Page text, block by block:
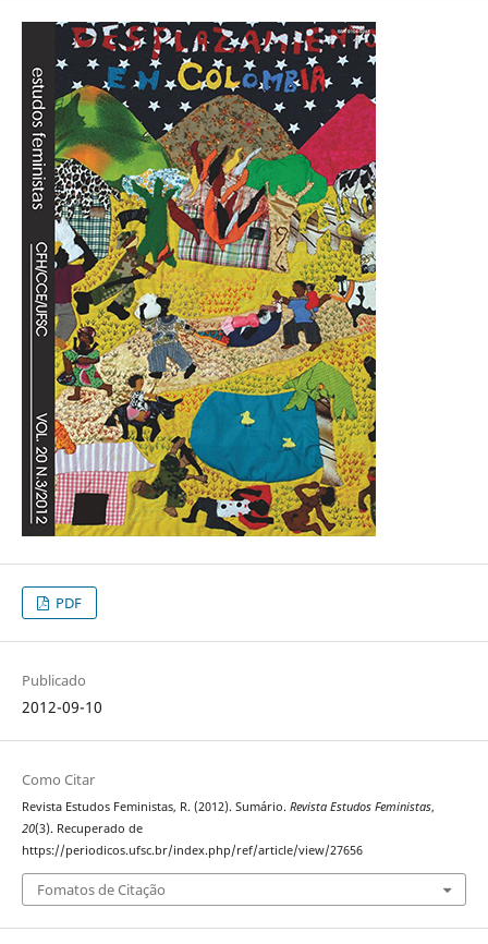
PDF
Publicado
2012-09-10
Como Citar
Revista Estudos Feministas, R. (2012). Sumário. Revista Estudos Feministas,
20(3). Recuperado de
https://periodicos.ufsc.br/index.php/ref/article/view/27656
Fomatos de Citação